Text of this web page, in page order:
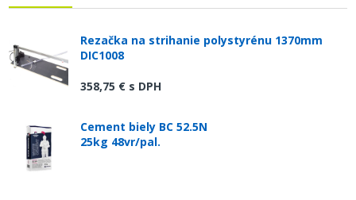
Rezačka na strihanie polystyrénu 1370mm
DIC1008
358,75 € s DPH
Cement biely BC 52.5N
25kg 48vr/pal.